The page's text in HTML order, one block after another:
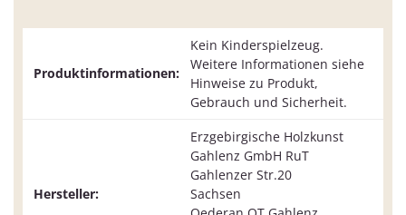
Produktinformationen:
Kein Kinderspielzeug.
Weitere Informationen siehe
Hinweise zu Produkt,
Gebrauch und Sicherheit.
Hersteller:
Erzgebirgische Holzkunst
Gahlenz GmbH RuT
Gahlenzer Str.20
Sachsen